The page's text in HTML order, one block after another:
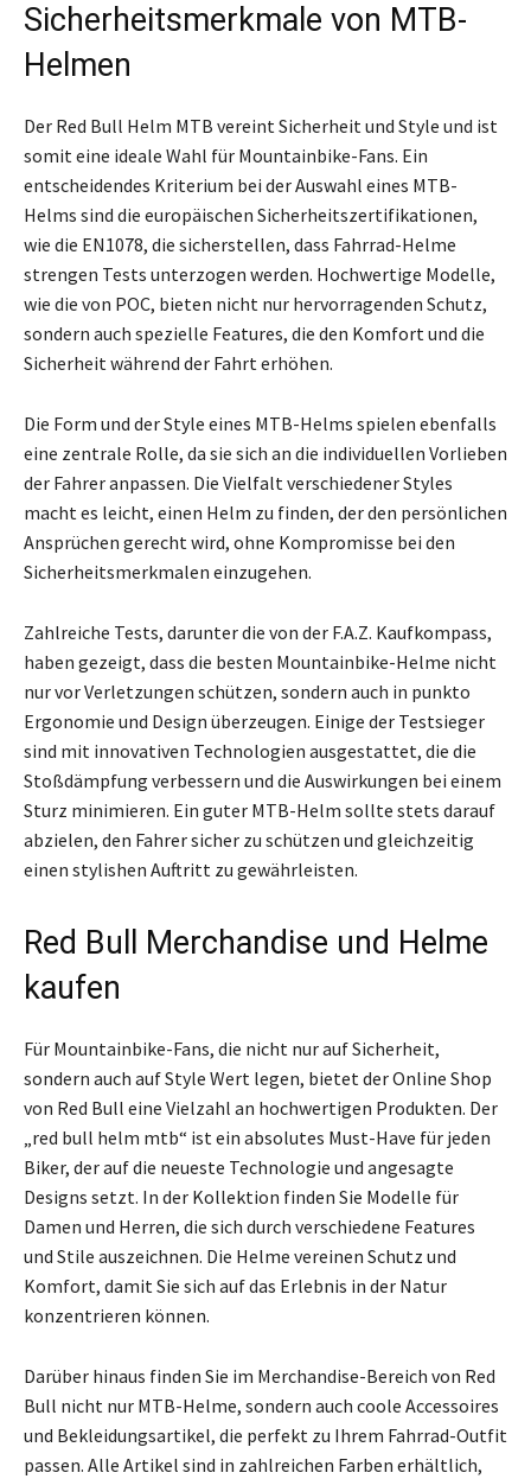
Sicherheitsmerkmale von MTB-
Helmen
Der Red Bull Helm MTB vereint Sicherheit und Style und ist
somit eine ideale Wahl für Mountainbike-Fans. Ein
entscheidendes Kriterium bei der Auswahl eines MTB-
Helms sind die europäischen Sicherheitszertifikationen,
wie die EN1078, die sicherstellen, dass Fahrrad-Helme
strengen Tests unterzogen werden. Hochwertige Modelle,
wie die von POC, bieten nicht nur hervorragenden Schutz,
sondern auch spezielle Features, die den Komfort und die
Sicherheit während der Fahrt erhöhen.
Die Form und der Style eines MTB-Helms spielen ebenfalls
eine zentrale Rolle, da sie sich an die individuellen Vorlieben
der Fahrer anpassen. Die Vielfalt verschiedener Styles
macht es leicht, einen Helm zu finden, der den persönlichen
Ansprüchen gerecht wird, ohne Kompromisse bei den
Sicherheitsmerkmalen einzugehen.
Zahlreiche Tests, darunter die von der F.A.Z. Kaufkompass,
haben gezeigt, dass die besten Mountainbike-Helme nicht
nur vor Verletzungen schützen, sondern auch in punkto
Ergonomie und Design überzeugen. Einige der Testsieger
sind mit innovativen Technologien ausgestattet, die die
Stoßdämpfung verbessern und die Auswirkungen bei einem
Sturz minimieren. Ein guter MTB-Helm sollte stets darauf
abzielen, den Fahrer sicher zu schützen und gleichzeitig
einen stylishen Auftritt zu gewährleisten.
Red Bull Merchandise und Helme
kaufen
Für Mountainbike-Fans, die nicht nur auf Sicherheit,
sondern auch auf Style Wert legen, bietet der Online Shop
von Red Bull eine Vielzahl an hochwertigen Produkten. Der
„red bull helm mtb“ ist ein absolutes Must-Have für jeden
Biker, der auf die neueste Technologie und angesagte
Designs setzt. In der Kollektion finden Sie Modelle für
Damen und Herren, die sich durch verschiedene Features
und Stile auszeichnen. Die Helme vereinen Schutz und
Komfort, damit Sie sich auf das Erlebnis in der Natur
konzentrieren können.
Darüber hinaus finden Sie im Merchandise-Bereich von Red
Bull nicht nur MTB-Helme, sondern auch coole Accessoires
und Bekleidungsartikel, die perfekt zu Ihrem Fahrrad-Outfit
passen. Alle Artikel sind in zahlreichen Farben erhältlich,